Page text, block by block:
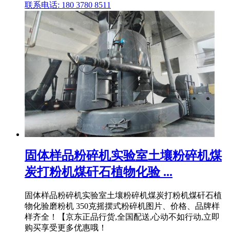
联系电话: 180 3780 8511
固体样品粉碎机实验室土壤粉碎机煤
炭打粉机煤矸石植物化验 ...
固体样品粉碎机实验室土壤粉碎机煤炭打粉机煤矸石植
物化验磨粉机 350克摇摆式粉碎机图片、价格、品牌样
样齐全！【京东正品行货,全国配送,心动不如行动,立即
购买享受更多优惠哦！